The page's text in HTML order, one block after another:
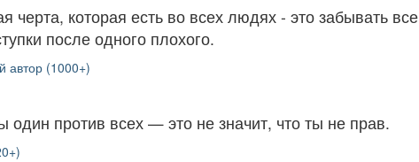
черта, которая есть во всех людях - это забывать все
после одного плохого.
автор (1000+)
один против всех — это не значит, что ты не прав.